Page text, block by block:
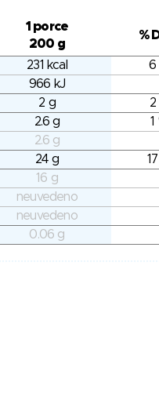
1 porce
200 g
%
231 kcal
6
966 kJ
2 g
2
2.6 g
1
2.6 g
24 g
16 g
neuvedeno
neuvedeno
0.06 g